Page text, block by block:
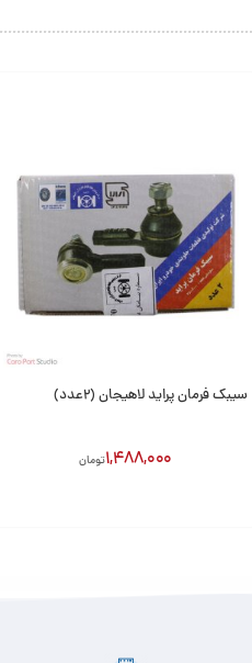
سیبک فرمان پراید لاهیجان (2عدد)
1,488,000تومان